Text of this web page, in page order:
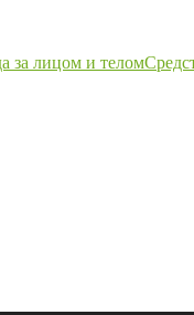
за лицом и телом